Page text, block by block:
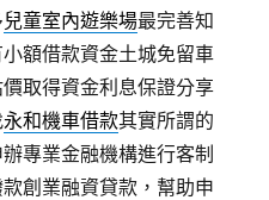
兒童室內遊樂場最完善知
額借款資金土城免留車
取得資金利息保證分享
永和機車借款其實所謂的
專業金融機構進行客制
創業融資貸款，幫助申